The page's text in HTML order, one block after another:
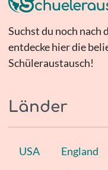
Suchst du noch nach
entdecke hier die
Schüleraustausch!
Länder
USA England